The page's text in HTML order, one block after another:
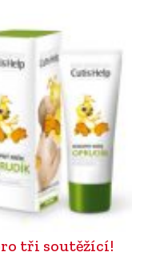
tři soutěžící!